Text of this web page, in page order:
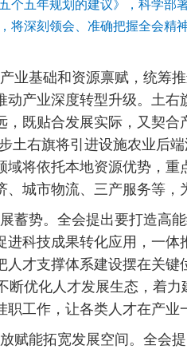
个五年规划的建议》，科学部
将深刻领会、准确把握全会精
业基础和资源禀赋，统筹
动产业深度转型升级。土
，既贴合发展实际，又契
土右旗将引进设施农业后
域将依托本地资源优势，
城市物流、三产服务等，
蓄势。全会提出要打造高
进科技成果转化应用，一
才支撑体系建设摆在关键
断优化人才发展生态，着
工作，让各类人才在产业
赋能拓宽发展空间。全会